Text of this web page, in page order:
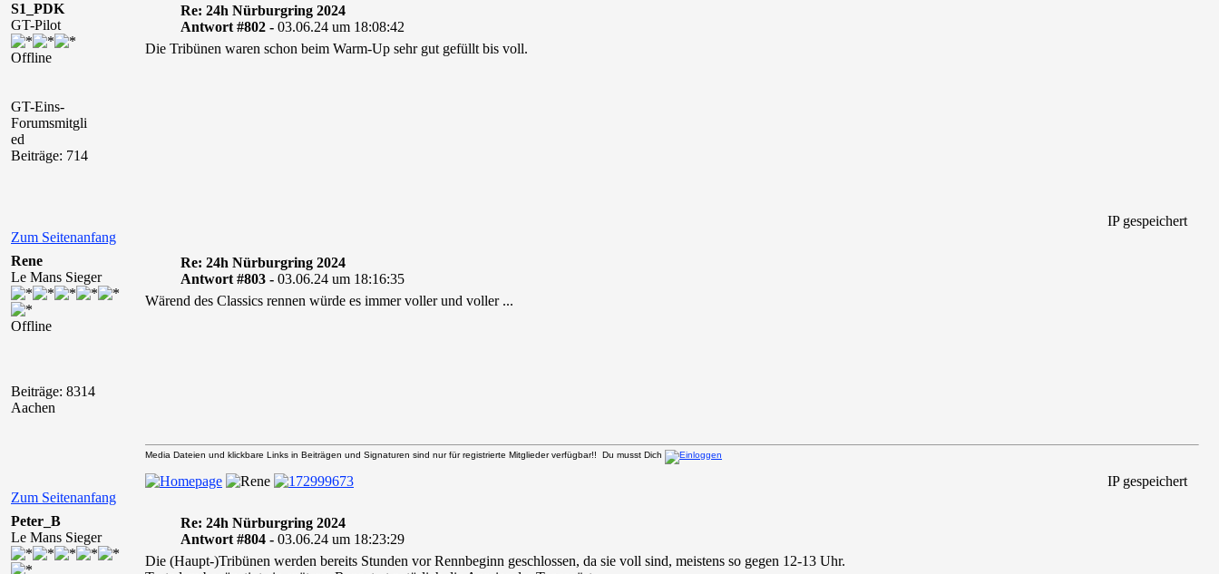
S1_PDK
GT-Pilot
Offline
GT-Eins-
Forumsmitgli
ed
Beiträge: 714
Re: 24h Nürburgring 2024
Antwort #802 - 03.06.24 um 18:08:42
Die Tribünen waren schon beim Warm-Up sehr gut gefüllt bis voll.
Zum Seitenanfang
IP gespeichert
Rene
Le Mans Sieger
Offline
Beiträge: 8314
Aachen
Re: 24h Nürburgring 2024
Antwort #803 - 03.06.24 um 18:16:35
Wärend des Classics rennen würde es immer voller und voller ...
Zum Seitenanfang
Media Dateien und klickbare Links in Beiträgen und Signaturen sind nur für registrierte Mitglieder verfügbar!! Du musst Dich
IP gespeichert
Peter_B
Le Mans Sieger
Re: 24h Nürburgring 2024
Antwort #804 - 03.06.24 um 18:23:29
Die (Haupt-)Tribünen werden bereits Stunden vor Rennbeginn geschlossen, da sie voll sind, meistens so gegen 12-13 Uhr.